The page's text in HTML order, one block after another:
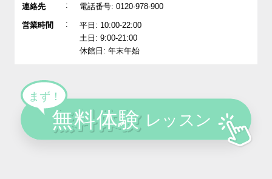
連絡先 : 電話番号: 0120-978-900
営業時間 :
平日: 10:00-22:00
土日: 9:00-21:00
休館日: 年末年始